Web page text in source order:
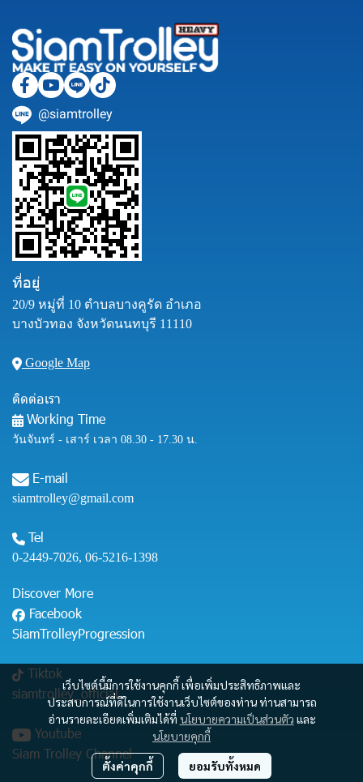
เว็บไซต์นี้มีการใช้งานคุกกี้ เพื่อเพิ่มประสิทธิภาพและ
ประสบการณ์ที่ดีในการใช้งานเว็บไซต์ของท่าน ท่านสามารถ
อ่านรายละเอียดเพิ่มเติมได้ที่ นโยบายความเป็นส่วนตัว และ
นโยบายคุกกี้
ตั้งค่าคุกกี้ ยอมรับทั้งหมด
@siamtrolley
ที่อยู่
20/9 หมู่ที่ 10 ตำบลบางคูรัด อำเภอ
บางบัวทอง จังหวัดนนทบุรี 11110
Google Map
ติดต่อเรา
Working Time
วันจันทร์ - เสาร์ เวลา 08.30 - 17.30 น.
E-mail
siamtrolley@gmail.com
Tel
0-2449-7026, 06-5216-1398
Discover More
Facebook
SiamTrolleyProgression
Tiktok
siamtrolley_official
Youtube
Siam Trolley Channel